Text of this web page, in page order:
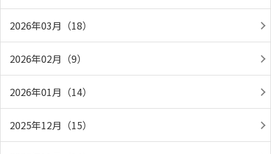
2026年03月（18）
2026年02月（9）
2026年01月（14）
2025年12月（15）